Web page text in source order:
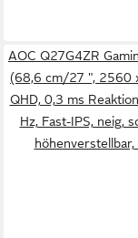
AOC Q27G4ZR
(68,6 cm/27 ", 2560
QHD, 0,3 ms
Hz, Fast-IPS, neig,
höhenverstellbar,